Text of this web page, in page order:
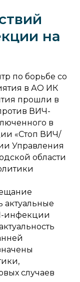
на
по борьбе со
в АО ИК
прошли в
ВИЧ-
в
«Стоп ВИЧ/
Управления
области
актуальные
инфекции
случаев